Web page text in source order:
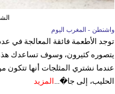
واشنطن - المغرب اليوم
توجد الأطعمة فائقة المعالجة في
يتصوره كثيرون، وسوف تساعدك
عندما نشتري المثلجات أنها تتكون
الحليب، إلى جا�... المزيد